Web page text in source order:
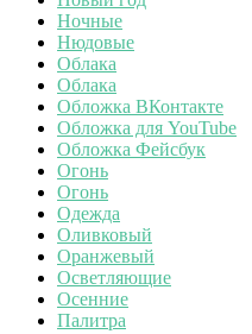
Ночные
Нюдовые
Облака
Облака
Обложка ВКонтакте
Обложка для YouTube
Обложка Фейсбук
Огонь
Огонь
Одежда
Оливковый
Оранжевый
Осветляющие
Осенние
Палитра